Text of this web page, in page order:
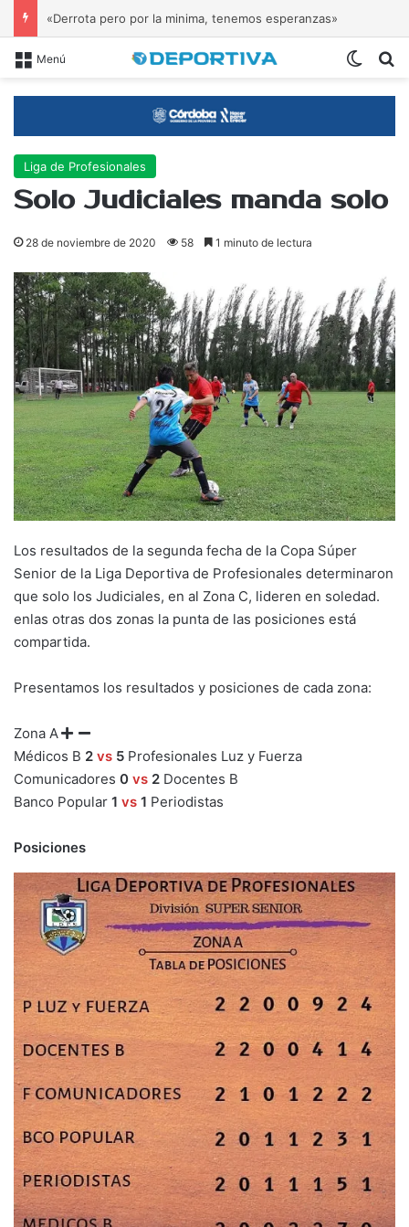
«Derrota pero por la minima, tenemos esperanzas»
Menú
Liga de Profesionales
Solo Judiciales manda solo
28 de noviembre de 2020 58 1 minuto de lectura
Los resultados de la segunda fecha de la Copa Súper
Senior de la Liga Deportiva de Profesionales determinaron
que solo los Judiciales, en al Zona C, lideren en soledad.
enlas otras dos zonas la punta de las posiciones está
compartida.
Presentamos los resultados y posiciones de cada zona:
Zona A
Médicos B 2 vs 5 Profesionales Luz y Fuerza
Comunicadores 0 vs 2 Docentes B
Banco Popular 1 vs 1 Periodistas
Posiciones